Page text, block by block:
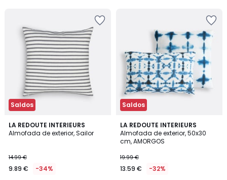
Saldos
LA REDOUTE INTERIEURS
Almofada de exterior, Sailor
14.99 €
9.89 € -34%
5
/
Saldos
LA REDOUTE INTERIEURS
Almofada de exterior, 50x30
cm, AMORGOS
19.99 €
13.59 € -32%